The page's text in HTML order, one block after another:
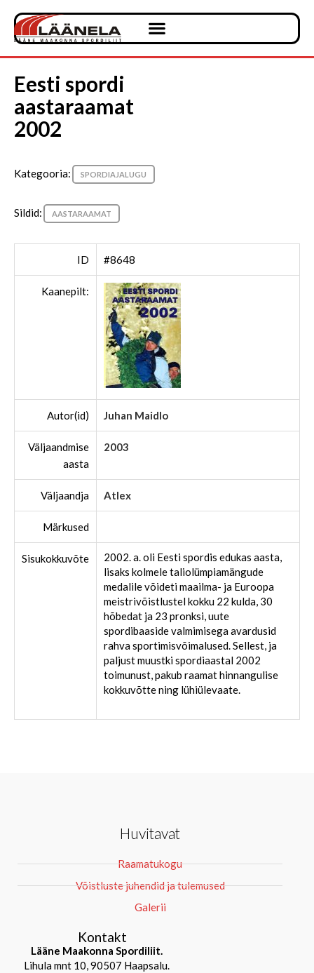
Eesti spordi
aastaraamat
2002
Kategooria: SPORDIAJALUGU
Sildid: AASTARAAMAT
ID #8648
Kaanepilt:
Autor(id) Juhan Maidlo
Väljaandmise
aasta
2003
Väljaandja Atlex
Märkused
Sisukokkuvõte
2002. a. oli Eesti spordis edukas aasta,
lisaks kolmele taliolümpiamängude
medalile võideti maailma- ja Euroopa
meistrivõistlustel kokku 22 kulda, 30
hõbedat ja 23 pronksi, uute
spordibaaside valmimisega avardusid
rahva sportimisvõimalused. Sellest, ja
paljust muustki spordiaastal 2002
toimunust, pakub raamat hinnangulise
kokkuvõtte ning lühiülevaate.
Huvitavat
Raamatukogu
Võistluste juhendid ja tulemused
Galerii
Kontakt
Lääne Maakonna Spordiliit.
Lihula mnt 10, 90507 Haapsalu.